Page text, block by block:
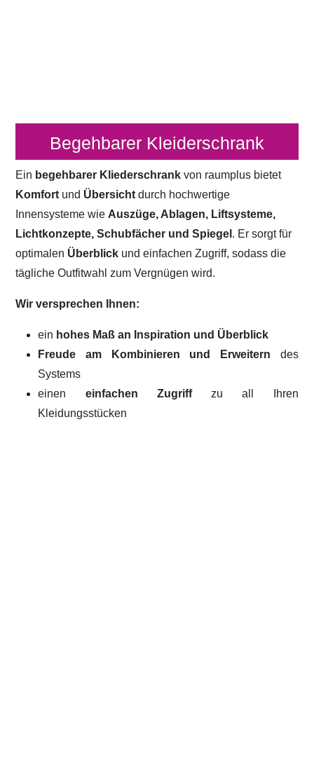
Begehbarer Kleiderschrank
Ein begehbarer Kliederschrankvon raumplus bietet
Komfort und Übersicht durch hochwertige
Innensysteme wie Auszüge, Ablagen, Liftsysteme,
Lichtkonzepte, Schubfächer und Spiegel . Er sorgt für
optimalen Überblick und einfachen Zugriff, sodass die
tägliche Outfitwahl zum Vergnügen wird.
Wir versprechen Ihnen:
ein hohes Maß an Inspiration und Überblick
Freude am Kombinieren und Erweitern des
Systems
einen einfachen Zugriffzu all Ihren
Kleidungsstücken